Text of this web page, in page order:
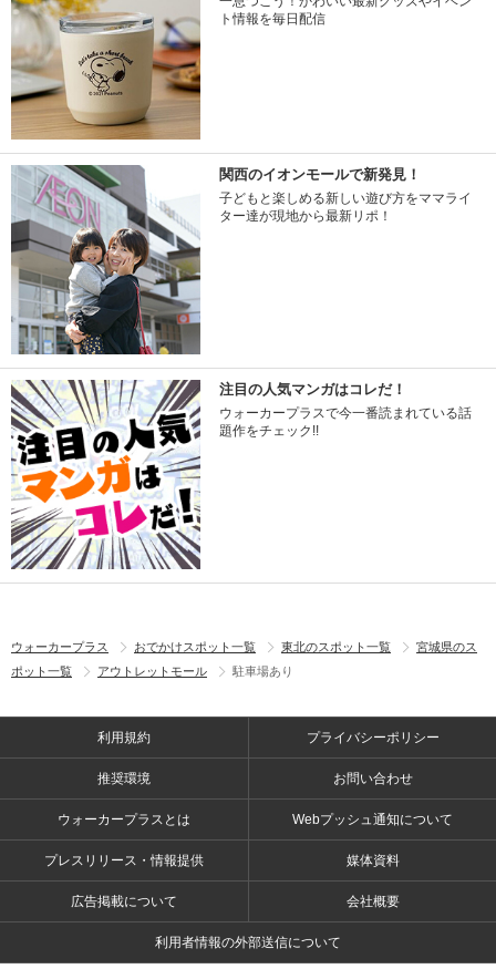
ト情報を毎日配信
関西のイオンモールで新発見！
子どもと楽しめる新しい遊び方をママライ
ター達が現地から最新リポ！
注目の人気マンガはコレだ！
ウォーカープラスで今一番読まれている話
題作をチェック!!
ウォーカープラス おでかけスポット一覧 東北のスポット一覧
宮城県のス
ポット一覧
アウトレットモール 駐車場あり
利用規約 プライバシーポリシー
推奨環境 お問い合わせ
ウォーカープラスとは Webプッシュ通知について
プレスリリース・情報提供 媒体資料
広告掲載について 会社概要
利用者情報の外部送信について